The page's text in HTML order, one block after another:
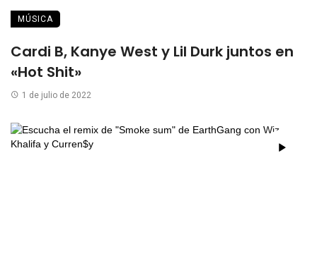
MÚSICA
Cardi B, Kanye West y Lil Durk juntos en
«Hot Shit»
1 de julio de 2022